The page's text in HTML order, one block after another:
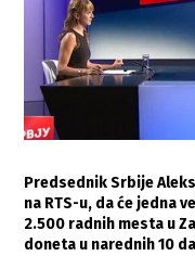
Predsednik Srbije
na RTS-u, da će jedna
2.500 radnih mesta u
doneta u narednih 10